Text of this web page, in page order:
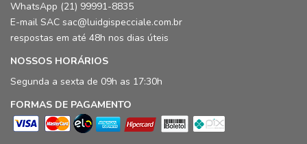
WhatsApp (21) 99991-8835
E-mail SAC sac@luidgispecciale.com.br
respostas em até 48h nos dias úteis
NOSSOS HORÁRIOS
Segunda a sexta de 09h as 17:30h
FORMAS DE PAGAMENTO